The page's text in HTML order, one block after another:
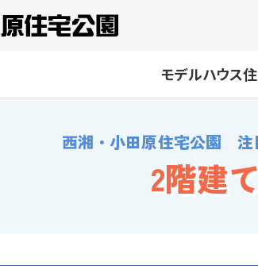
モデルハウス
西湘・小田原住宅公園 注
2階建て